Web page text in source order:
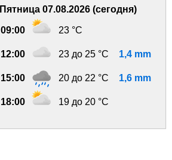
Пятница 07.08.2026 (сегодня)
09:00 23 °C
12:00 23 до 25 °C 1,4 mm
15:00 20 до 22 °C 1,6 mm
18:00 19 до 20 °C